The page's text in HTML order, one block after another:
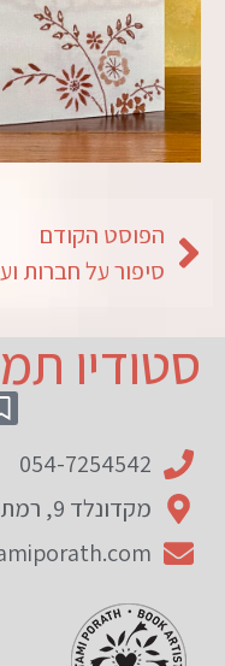
הפוסט הקודם
סטודיו
054-7254542
מקדונלד 9, רמת גן 5251423